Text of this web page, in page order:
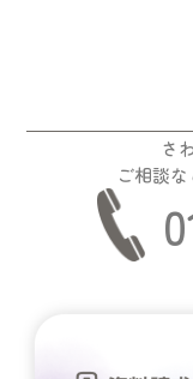
さ
ご相談